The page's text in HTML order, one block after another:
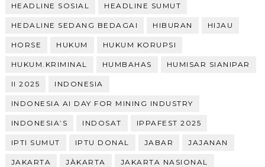
HEADLINE SOSIAL HEADLINE SUMUT
HEDALINE SEDANG BEDAGAI HIBURAN HIJAU
HORSE HUKUM HUKUM KORUPSI
HUKUM.KRIMINAL HUMBAHAS HUMISAR SIANIPAR
II 2025 INDONESIA
INDONESIA AI DAY FOR MINING INDUSTRY
INDONESIA’S INDOSAT IPPAFEST 2025
IPTI SUMUT IPTU DONAL JABAR JAJANAN
JAKARTA JÀKARTA JAKARTA NASIONAL